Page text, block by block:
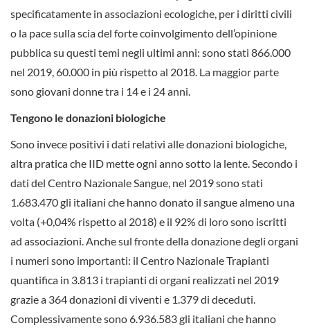
specificatamente in associazioni ecologiche, per i diritti civili
o la pace sulla scia del forte coinvolgimento dell’opinione
pubblica su questi temi negli ultimi anni: sono stati 866.000
nel 2019, 60.000 in più rispetto al 2018. La maggior parte
sono giovani donne tra i 14 e i 24 anni.
Tengono le donazioni biologiche
Sono invece positivi i dati relativi alle donazioni biologiche,
altra pratica che IID mette ogni anno sotto la lente. Secondo i
dati del Centro Nazionale Sangue, nel 2019 sono stati
1.683.470 gli italiani che hanno donato il sangue almeno una
volta (+0,04% rispetto al 2018) e il 92% di loro sono iscritti
ad associazioni. Anche sul fronte della donazione degli organi
i numeri sono importanti: il Centro Nazionale Trapianti
quantifica in 3.813 i trapianti di organi realizzati nel 2019
grazie a 364 donazioni di viventi e 1.379 di deceduti.
Complessivamente sono 6.936.583 gli italiani che hanno